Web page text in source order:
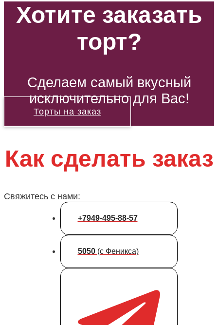
Хотите заказать
торт?
Сделаем самый вкусный
исключительно для Вас!
Торты на заказ
Как сделать заказ
Свяжитесь с нами:
+7949-495-88-57
5050 (с Феникса)